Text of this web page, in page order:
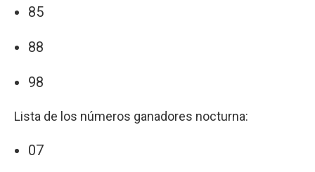
85
88
98
Lista de los números ganadores nocturna:
07